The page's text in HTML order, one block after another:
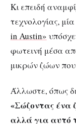
Κι επειδή
τεχνολογίας,
in Austin»
φωτεινή μέσα
μικρών ζώων
Άλλωστε, όπως
«Σώζοντας ένα
αλλά για αυτό